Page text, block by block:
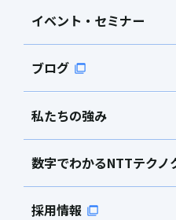
イベント・セミナー
ブログ
私たちの強み
数字でわかるNTTテクノ
採用情報